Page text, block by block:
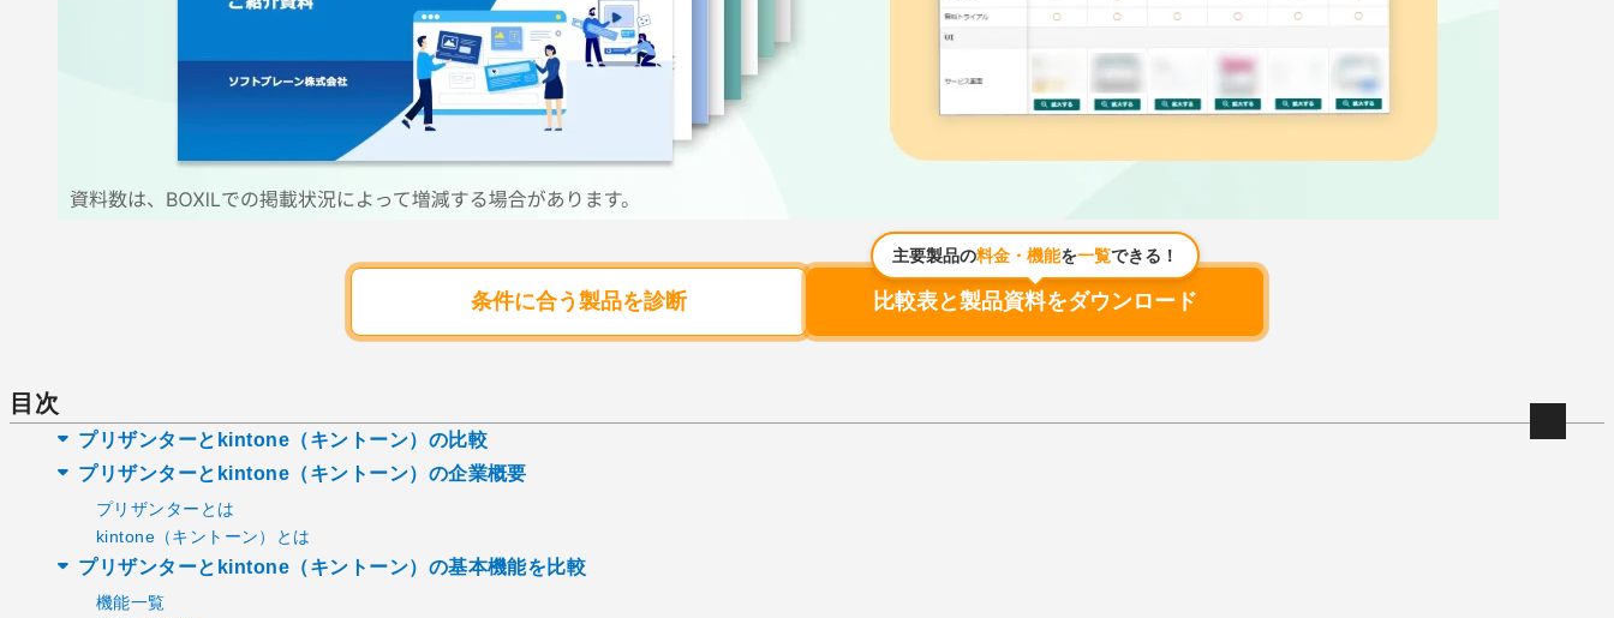
条件に合う製品を診断
主要製品の料金・機能を一覧できる！
比較表と製品資料をダウンロード
目次
プリザンターとkintone（キントーン）の比較
プリザンターとkintone（キントーン）の企業概要
プリザンターとは
kintone（キントーン）とは
プリザンターとkintone（キントーン）の基本機能を比較
機能一覧